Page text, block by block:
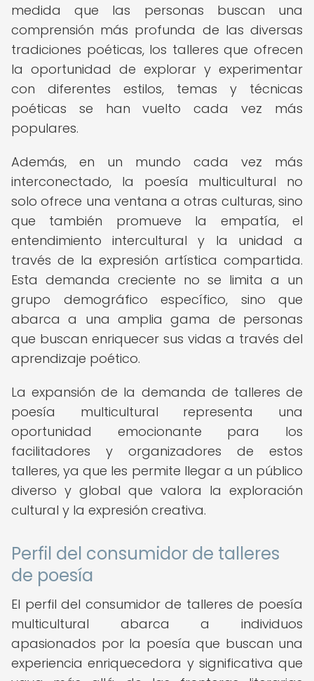
medida que las personas buscan una
comprensión más profunda de las diversas
tradiciones poéticas, los talleres que ofrecen
la oportunidad de explorar y experimentar
con diferentes estilos, temas y técnicas
poéticas se han vuelto cada vez más
populares.
Además, en un mundo cada vez más
interconectado, la poesía multicultural no
solo ofrece una ventana a otras culturas, sino
que también promueve la empatía, el
entendimiento intercultural y la unidad a
través de la expresión artística compartida.
Esta demanda creciente no se limita a un
grupo demográfico específico, sino que
abarca a una amplia gama de personas
que buscan enriquecer sus vidas a través del
aprendizaje poético.
La expansión de la demanda de talleres de
poesía multicultural representa una
oportunidad emocionante para los
facilitadores y organizadores de estos
talleres, ya que les permite llegar a un público
diverso y global que valora la exploración
cultural y la expresión creativa.
Perfil del consumidor de talleres
de poesía
El perfil del consumidor de talleres de poesía
multicultural abarca a individuos
apasionados por la poesía que buscan una
experiencia enriquecedora y significativa que